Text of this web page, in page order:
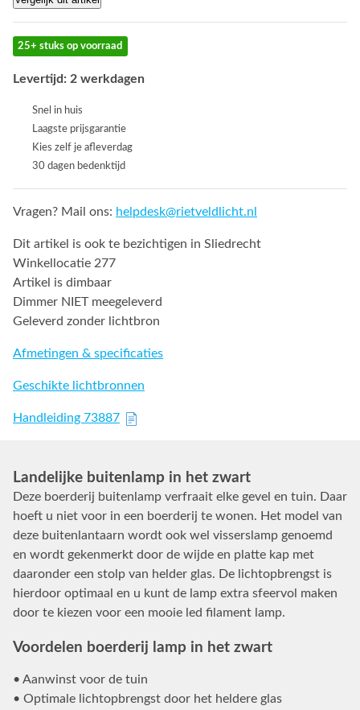
25+ stuks op voorraad
Levertijd: 2 werkdagen
Snel in huis
Laagste prijsgarantie
Kies zelf je afleverdag
30 dagen bedenktijd
Vragen? Mail ons: helpdesk@rietveldlicht.nl
Dit artikel is ook te bezichtigen in Sliedrecht
Winkellocatie 277
Artikel is dimbaar
Dimmer NIET meegeleverd
Geleverd zonder lichtbron
Afmetingen & specificaties
Geschikte lichtbronnen
Handleiding 73887
Landelijke buitenlamp in het zwart
Deze boerderij buitenlamp verfraait elke gevel en tuin. Daar
hoeft u niet voor in een boerderij te wonen. Het model van
deze buitenlantaarn wordt ook wel visserslamp genoemd
en wordt gekenmerkt door de wijde en platte kap met
daaronder een stolp van helder glas. De lichtopbrengst is
hierdoor optimaal en u kunt de lamp extra sfeervol maken
door te kiezen voor een mooie led filament lamp.
Voordelen boerderij lamp in het zwart
• Aanwinst voor de tuin
• Optimale lichtopbrengst door het heldere glas